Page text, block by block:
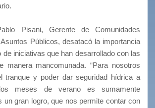
Pisani, Gerente de Comunidades
Públicos, desatacó la importancia
de iniciativas que han desarrollado con las
manera mancomunada. “Para nosotros
tranque y poder dar seguridad hídrica a
meses de verano es sumamente
un gran logro, que nos permite contar con